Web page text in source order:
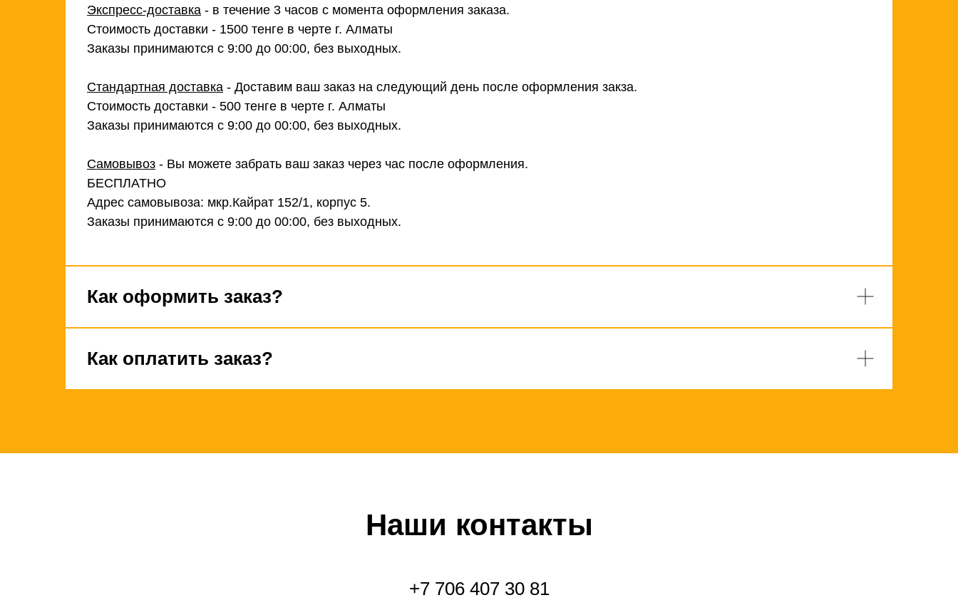
Экспресс-доставка - в течение 3 часов с момента оформления заказа.
Стоимость доставки - 1500 тенге в черте г. Алматы
Заказы принимаются с 9:00 до 00:00, без выходных.
Стандартная доставка - Доставим ваш заказ на следующий день после оформления закза.
Стоимость доставки - 500 тенге в черте г. Алматы
Заказы принимаются с 9:00 до 00:00, без выходных.
Самовывоз - Вы можете забрать ваш заказ через час после оформления.
БЕСПЛАТНО
Адрес самовывоза: мкр.Кайрат 152/1, корпус 5.
Заказы принимаются с 9:00 до 00:00, без выходных.
Как оформить заказ?
Как оплатить заказ?
Наши контакты
+7 706 407 30 81